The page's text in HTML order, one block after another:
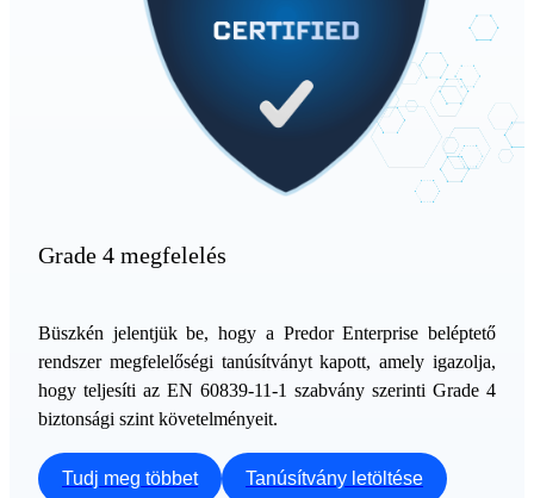
Grade 4 megfelelés
Büszkén jelentjük be, hogy a Predor Enterprise beléptető
rendszer megfelelőségi tanúsítványt kapott, amely igazolja,
hogy teljesíti az EN 60839-11-1 szabvány szerinti Grade 4
biztonsági szint követelményeit.
Tudj meg többet Tanúsítvány letöltése